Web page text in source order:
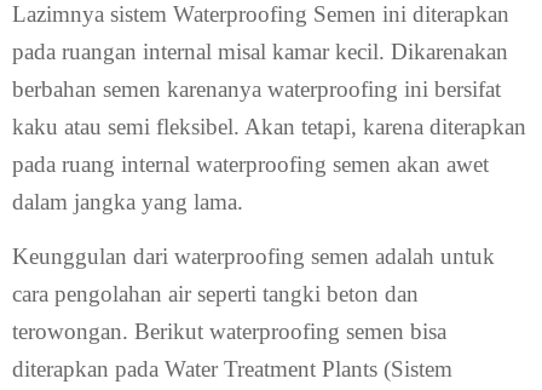
Lazimnya sistem Waterproofing Semen ini diterapkan
pada ruangan internal misal kamar kecil. Dikarenakan
berbahan semen karenanya waterproofing ini bersifat
kaku atau semi fleksibel. Akan tetapi, karena diterapkan
pada ruang internal waterproofing semen akan awet
dalam jangka yang lama.
Keunggulan dari waterproofing semen adalah untuk
cara pengolahan air seperti tangki beton dan
terowongan. Berikut waterproofing semen bisa
diterapkan pada Water Treatment Plants (Sistem